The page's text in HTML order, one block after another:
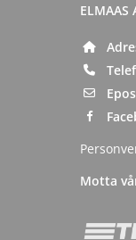
ELMAAS
Motta